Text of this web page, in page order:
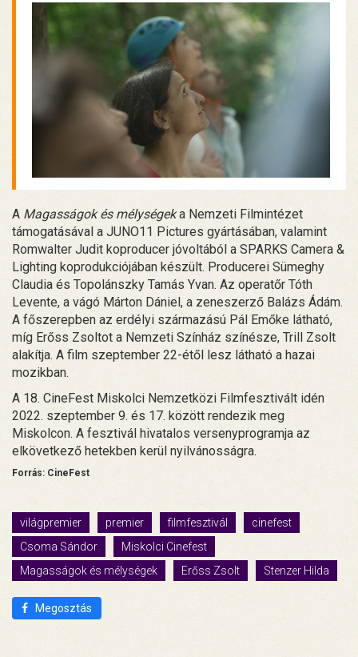
A Magasságok és mélységeka Nemzeti Filmintézet
támogatásával a JUNO11 Pictures gyártásában, valamint
Romwalter Judit koproducer jóvoltából a SPARKS Camera &
Lighting koprodukciójában készült. Producerei Sümeghy
Claudia és Topolánszky Tamás Yvan. Az operatőr Tóth
Levente, a vágó Márton Dániel, a zeneszerző Balázs Ádám.
A főszerepben az erdélyi származású Pál Emőke látható,
míg Erőss Zsoltot a Nemzeti Színház színésze, Trill Zsolt
alakítja. A film szeptember 22-étől lesz látható a hazai
mozikban.
A 18. CineFest Miskolci Nemzetközi Filmfesztivált idén
2022. szeptember 9. és 17. között rendezik meg
Miskolcon. A fesztivál hivatalos versenyprogramja az
elkövetkező hetekben kerül nyilvánosságra.
Forrás: CineFest
világpremier premier filmfesztivál
cinefest
Csoma Sándor
Miskolci Cinefest
Magasságok és mélységek
Erőss Zsolt Stenzer Hilda
Megosztás